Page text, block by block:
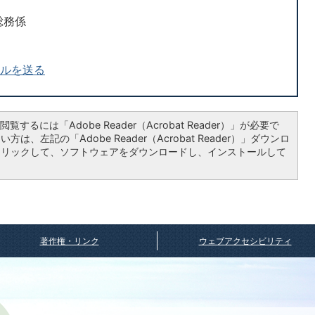
務係
を送る
覧するには「Adobe Reader（Acrobat Reader）」が必要で
方は、左記の「Adobe Reader（Acrobat Reader）」ダウンロ
ックして、ソフトウェアをダウンロードし、インストールして
著作権・リンク ウェブアクセシビリティ